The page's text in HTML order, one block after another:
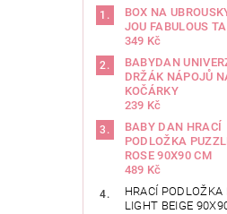
BOX NA
JOU FABULOUS
349 Kč
BABYDAN
DRŽÁK NÁPOJŮ
KOČÁRKY
239 Kč
BABY DAN HRACÍ
PODLOŽKA
ROSE 90X90 CM
489 Kč
HRACÍ PODLOŽKA
LIGHT BEIGE